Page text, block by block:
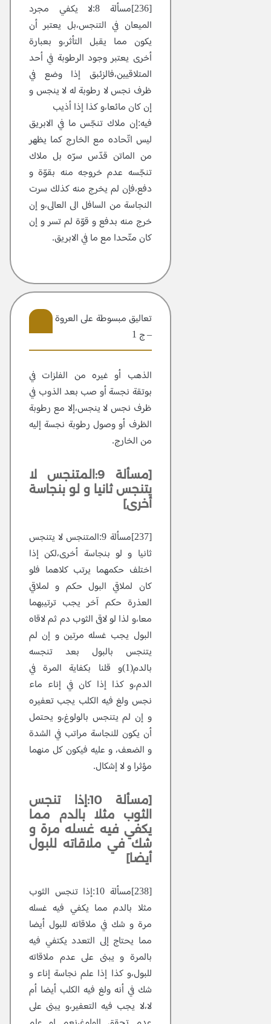
[236]مسألة 8:لا يكفي مجرد
الميعان في التنجس،بل يعتبر أن
يكون مما يقبل التأثر،و بعبارة
أخرى يعتبر وجود الرطوبة في أحد
المتلاقيين،فالزئبق إذا وضع في
ظرف نجس لا رطوبة له لا ينجس و
إن كان مائعا،و كذا إذا أذيب
فيه:إن ملاك تنجّس ما في الابريق
ليس اتّحاده مع الخارج كما يظهر
من الماتن قدّس سرّه بل ملاك
تنجّسه عدم خروجه منه بقوّة و
دفع،فإن لم يخرج منه كذلك سرت
النجاسة من السافل الى العالى،و إن
خرج منه بدفع و قوّة لم تسر و إن
كان متّحدا مع ما في الابريق.
تعاليق مبسوطة علی العروة الوثقی
– ج 1
الذهب أو غيره من الفلزات في
بوتقة نجسة أو صب بعد الذوب في
ظرف نجس لا ينجس،إلا مع رطوبة
الظرف أو وصول رطوبة نجسة إليه
من الخارج.
[مسألة 9:المتنجس لا
يتنجس ثانيا و لو بنجاسة
أخرى]
[237]مسألة 9:المتنجس لا يتنجس
ثانيا و لو بنجاسة أخرى،لكن إذا
اختلف حكمهما يرتب كلاهما فلو
كان لملاقي البول حكم و لملاقي
العذرة حكم آخر يجب ترتيبهما
معا،و لذا لو لاقى الثوب دم ثم لاقاه
البول يجب غسله مرتين و إن لم
يتنجس بالبول بعد تنجسه
بالدم(1)و قلنا بكفاية المرة في
الدم،و كذا إذا كان في إناء ماء
نجس ولغ فيه الكلب يجب تعفيره
و إن لم يتنجس بالولوغ،و يحتمل
أن يكون للنجاسة مراتب في الشدة
و الضعف، و عليه فيكون كل منهما
مؤثرا و لا إشكال.
[مسألة 10:إذا تنجس
الثوب مثلا بالدم مما
يكفي فيه غسله مرة و
شك في ملاقاته للبول
أيضا]
[238]مسألة 10:إذا تنجس الثوب
مثلا بالدم مما يكفي فيه غسله
مرة و شك في ملاقاته للبول أيضا
مما يحتاج إلى التعدد يكتفي فيه
بالمرة و يبنى على عدم ملاقاته
للبول،و كذا إذا علم نجاسة إناء و
شك في أنه ولغ فيه الكلب أيضا أم
لا،لا يجب فيه التعفير،و يبنى على